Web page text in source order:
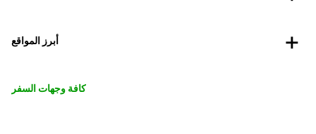
أبرز المواقع
كافة وجهات السفر